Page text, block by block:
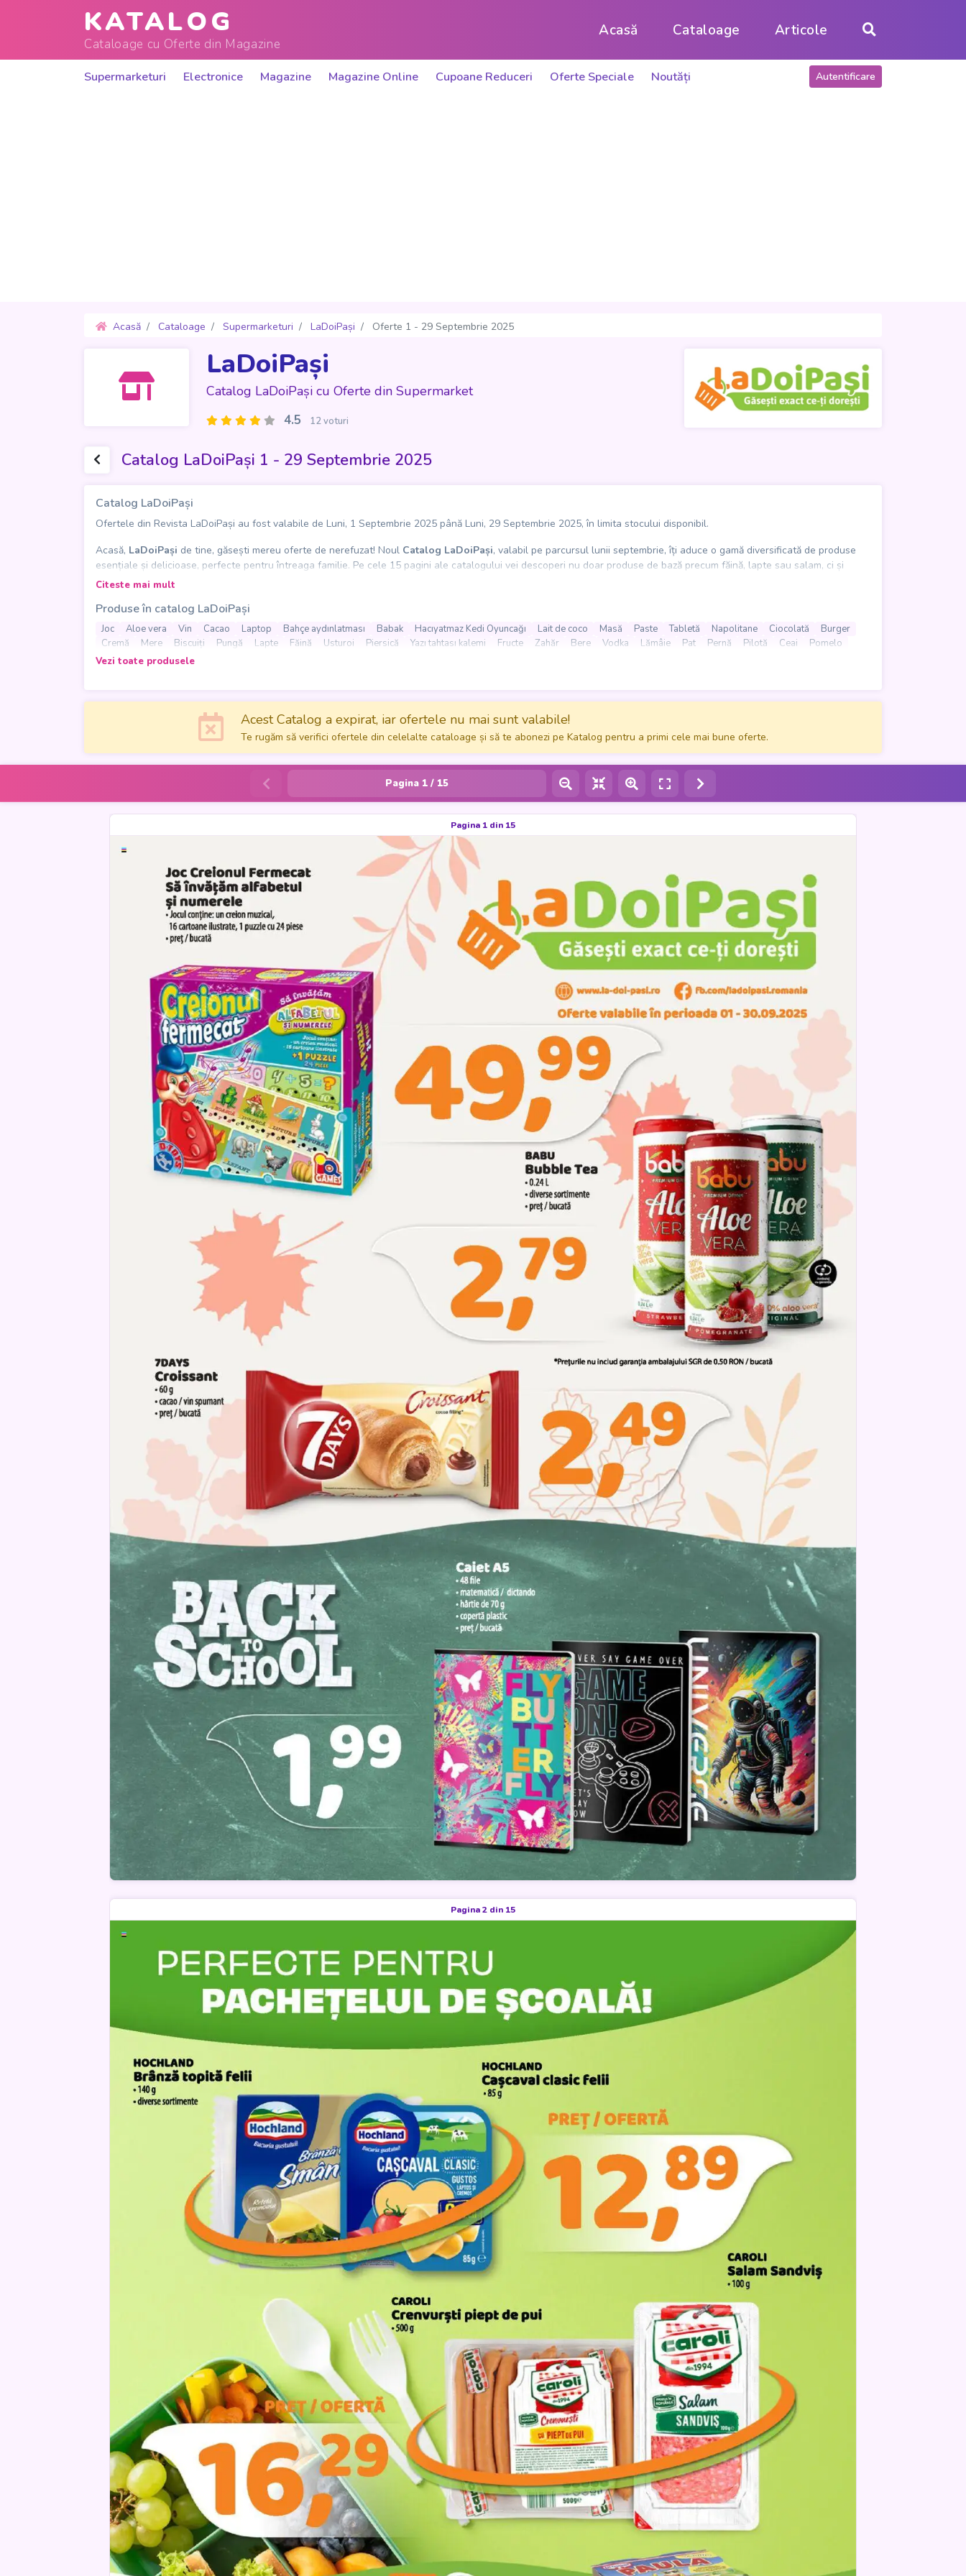
KATALOG
Cataloage cu Oferte din Magazine
Acasă Cataloage Articole
Supermarketuri Electronice Magazine Magazine Online Cupoane Reduceri Oferte Speciale Noutăți Autentificare
Acasă Cataloage Supermarketuri LaDoiPași Oferte 1 - 29 Septembrie 2025
LaDoiPași
Catalog LaDoiPași cu Oferte din Supermarket
4.5 12 voturi
Catalog LaDoiPași 1 - 29 Septembrie 2025
Catalog LaDoiPași
Ofertele din Revista LaDoiPași au fost valabile de Luni, 1 Septembrie 2025 până Luni, 29 Septembrie 2025, în limita stocului disponibil.
Acasă, LaDoiPași de tine, găsești mereu oferte de nerefuzat! Noul Catalog LaDoiPași, valabil pe parcursul lunii septembrie, îți aduce o gamă diversificată de produse
esențiale și delicioase, perfecte pentru întreaga familie. Pe cele 15 pagini ale catalogului vei descoperi nu doar produse de bază precum făină, lapte sau salam, ci și
bunătăți precum napolitane, biscuiți și ciocolată. Iar dacă vrei să te răsfeți, poți încerca diverse sortimente de
În plus,Catalogul LaDoiPașiare grijă de toate nevoile tale. Găsești produse de îngrijire personală, de la gel de duș și săpun, până la șervețele umede și scutece. Nu
lipsesc nici produsele de curățenie, precum detergenții, iar pentru momentele de relaxare, poți alege din selecția de bere sau vin. Fie că ești în căutarea unor gustări
rapide, a ingredientelor pentru o masă delicioasă sau a articolelor necesare pentru casă,LaDoiPașite așteaptă cu prețuri avantajoase. Descoperă ce-ți dorești, chiar
doi pașide tine!
Citeste mai mult
Produse în catalog LaDoiPași
Joc Aloe vera Vin Cacao Laptop Bahçe aydınlatması Babak Hacıyatmaz Kedi Oyuncağı Lait de coco Masă Paste Tabletă Napolitane Ciocolată
Burger
Cremă
Mere Biscuiți Pungă Lapte Făină Usturoi Piersică Yazı tahtası kalemi Fructe Zahăr Bere Vodka Lămâie Pat Pernă Pilotă Ceai
Pomelo
Săpun
Gel de duș
Vezi toate produsele
Acest Catalog a expirat, iar ofertele nu mai sunt valabile!
Te rugăm să verifici ofertele din celelalte cataloage și să te abonezi pe Katalog pentru a primi cele mai bune oferte.
Pagina 1 / 15
Pagina 1 din 15
Pagina 2 din 15